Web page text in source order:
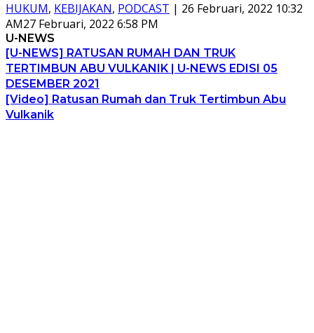
HUKUM, KEBIJAKAN, PODCAST | 26 Februari, 2022 10:32
AM27 Februari, 2022 6:58 PM
U-NEWS
[U-NEWS] RATUSAN RUMAH DAN TRUK
TERTIMBUN ABU VULKANIK | U-NEWS EDISI 05
DESEMBER 2021
[Video] Ratusan Rumah dan Truk Tertimbun Abu
Vulkanik